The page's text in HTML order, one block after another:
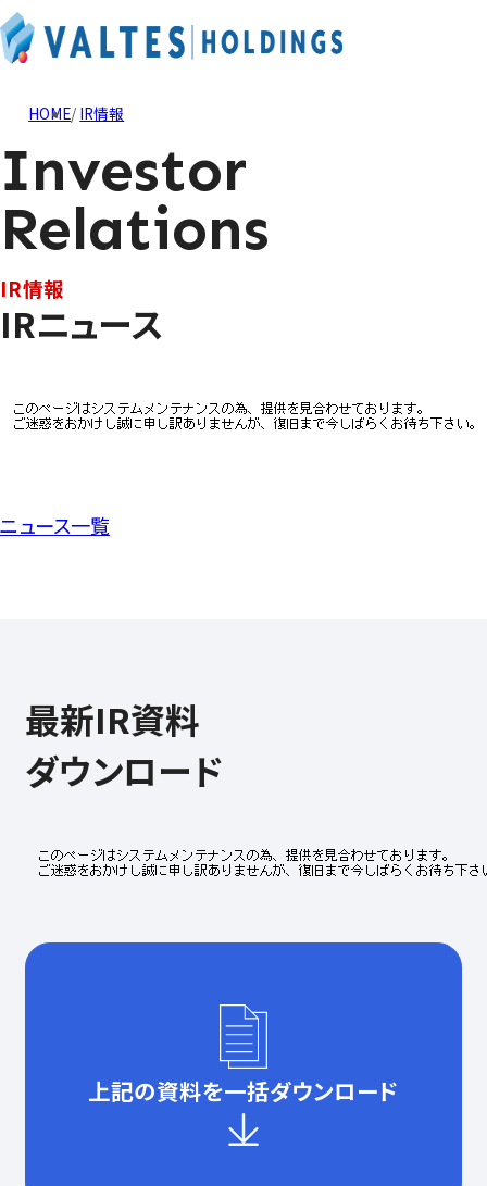
HOME IR情報
Investor
Relations
IR情報
IRニュース
ニュース一覧
最新IR資料
ダウンロード
上記の資料を一括ダウンロード